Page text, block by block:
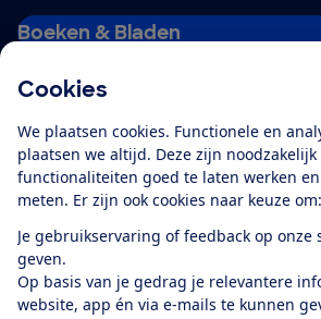
Cookies
We plaatsen cookies. Functionele en
plaatsen we altijd. Deze zijn
functionaliteiten goed te laten werken
meten. Er zijn ook cookies naar keuze om:
Je gebruikservaring of feedback op onze
geven.
Op basis van je gedrag je relevantere
website, app én via e-mails te kunnen
Boeken & Bladen
Alles over de
app
Algemene Voorwaarden